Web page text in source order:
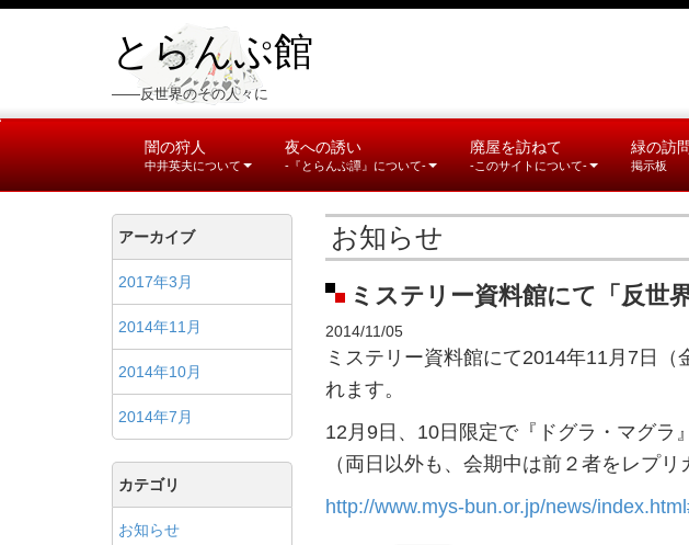
とらんぷ館
――反世界のその人々に
闇の狩人
中井英夫について
夜への誘い
-『とらんぷ譚』について-
廃屋を訪ねて
-このサイトについて-
緑の訪
掲示板
アーカイブ
2017年3月
2014年11月
2014年10月
2014年7月
カテゴリ
お知らせ
お知らせ
ミステリー資料館にて「反世
2014/11/05
ミステリー資料館にて2014年11月7日
れます。
12月9日、10日限定で『ドグラ・マグラ
（両日以外も、会期中は前２者をレプ
http://www.mys-bun.or.jp/news/